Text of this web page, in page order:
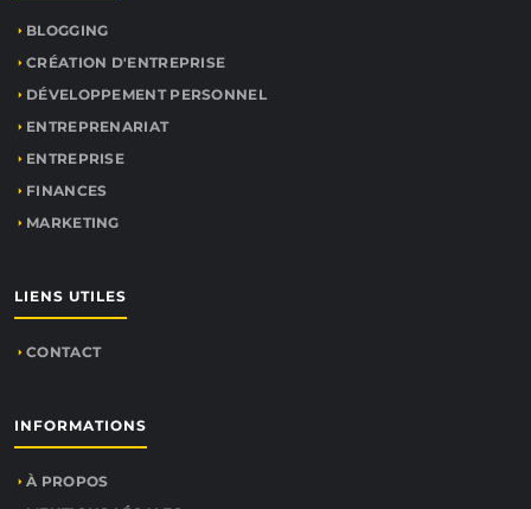
BLOGGING
CRÉATION D'ENTREPRISE
DÉVELOPPEMENT PERSONNEL
ENTREPRENARIAT
ENTREPRISE
FINANCES
MARKETING
LIENS UTILES
CONTACT
INFORMATIONS
À PROPOS